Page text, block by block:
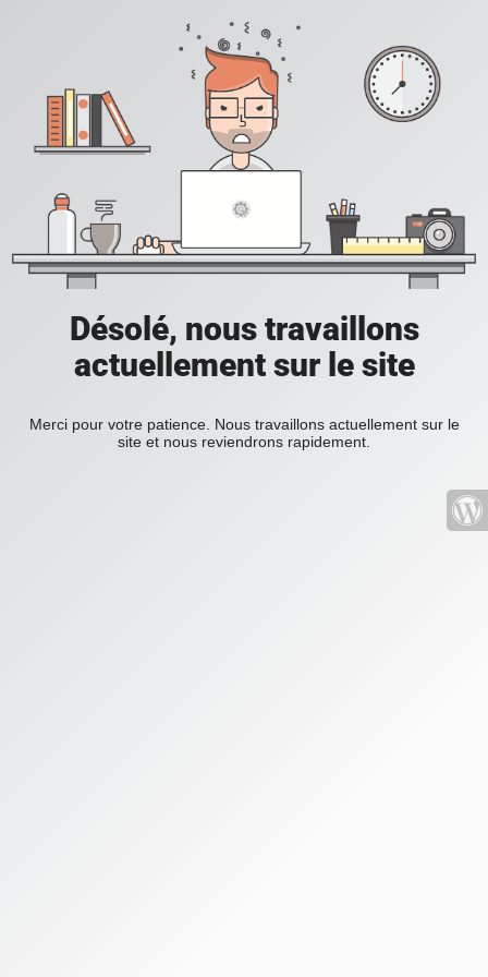
Désolé, nous travaillons
actuellement sur le site
Merci pour votre patience. Nous travaillons actuellement sur le
site et nous reviendrons rapidement.